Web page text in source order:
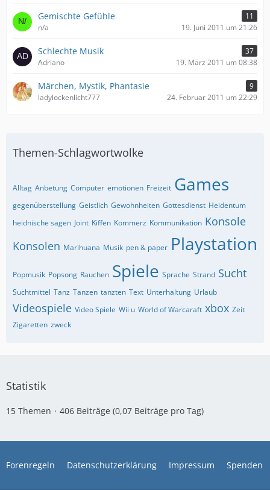
Gemischte Gefühle
11
n/a
19. Juni 2011 um 21:26
Schlechte Musik
37
Adriano
19. März 2011 um 08:38
Märchen, Mystik, Phantasie
9
ladylockenlicht777
24. Februar 2011 um 22:29
Themen-Schlagwortwolke
Alltag Anbetung Computer emotionen Freizeit Games
gegenüberstellung Geistlich Gewohnheiten Gottesdienst Heidentum
heidnische sagen Joint Kiffen Kommerz Kommunikation Konsole
Konsolen Marihuana Musik pen & paper Playstation
Popmusik Popsong Rauchen Spiele Sprache Strand Sucht
Suchtmittel Tanz Tanzen tanzten Text Unterhaltung Urlaub
Videospiele Video Spiele Wii u World of Warcaraft xbox Zeit
Zigaretten zweck
Statistik
15 Themen 406 Beiträge (0,07 Beiträge pro Tag)
Forenregeln Datenschutzerklärung Impressum Spenden